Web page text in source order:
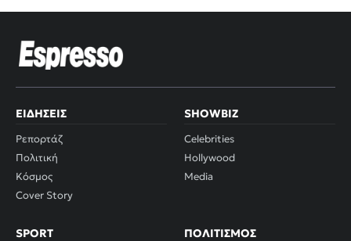
ΕΙΔΉΣΕΙΣ
Ρεπορτάζ
Πολιτική
Κόσμος
Cover Story
SHOWBIZ
Celebrities
Hollywood
Media
SPORT ΠΟΛΙΤΙΣΜΌΣ